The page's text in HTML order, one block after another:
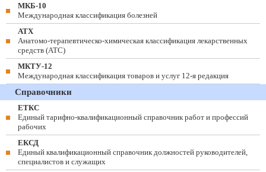
МКБ-10
Международная классификация болезней
АТХ
Анатомо-терапевтическо-химическая классификация лекарственных
средств (ATC)
МКТУ-12
Международная классификация товаров и услуг 12-я редакция
Справочники
ЕТКС
Единый тарифно-квалификационный справочник работ и профессий
рабочих
ЕКСД
Единый квалификационный справочник должностей руководителей,
специалистов и служащих